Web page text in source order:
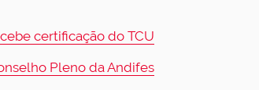
certificação do TCU
Pleno da Andifes